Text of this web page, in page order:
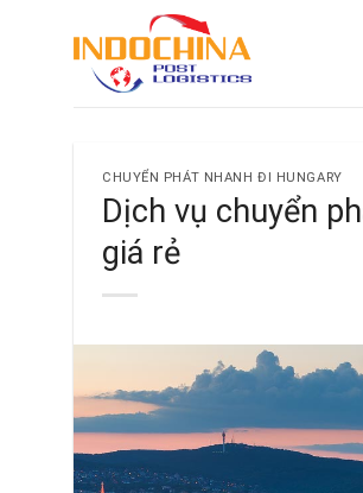
CHUYỂN PHÁT NHANH ĐI HUNGARY
Dịch vụ chuyển
giá rẻ